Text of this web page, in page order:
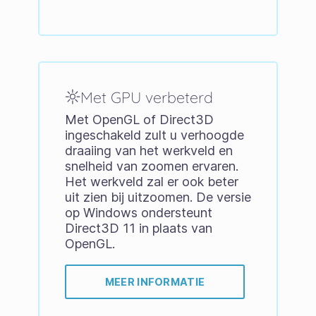
Met GPU verbeterd
Met OpenGL of Direct3D
ingeschakeld zult u verhoogde
draaiing van het werkveld en
snelheid van zoomen ervaren.
Het werkveld zal er ook beter
uit zien bij uitzoomen. De versie
op Windows ondersteunt
Direct3D 11 in plaats van
OpenGL.
MEER INFORMATIE